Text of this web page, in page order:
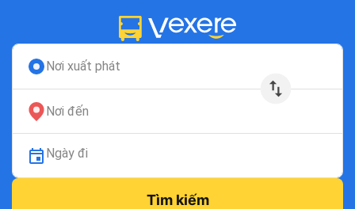
Nơi xuất phát
Nơi đến
Ngày đi
Tìm kiếm